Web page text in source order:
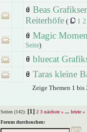
Beas
Reiterhöfe ( 1 2
Magic
Seite)
bluecat
Taras kleine
Zeige Themen 1
Seiten (142): [1] 2 3 nächste » ... letzte »
Forum durchsuchen: